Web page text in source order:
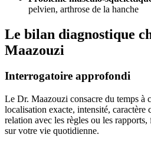
pelvien, arthrose de la hanche
Le bilan diagnostique
Maazouzi
Interrogatoire approfondi
Le Dr. Maazouzi consacre du temps à
localisation exacte, intensité, caractère
relation avec les règles ou les
sur votre vie quotidienne.